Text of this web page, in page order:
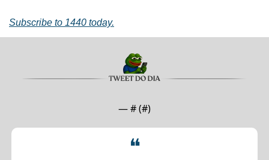
Subscribe to 1440 today.
— # (#)
❝